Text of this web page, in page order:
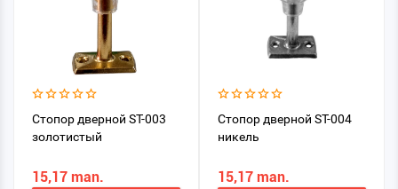
Стопор дверной ST-003
золотистый
15,17 man.
Стопор дверной ST-004
никель
15,17 man.